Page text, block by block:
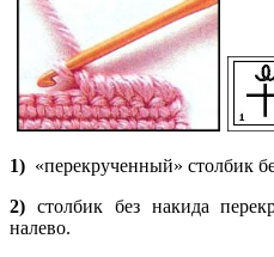
1) «перекрученный» столбик
2) столбик без накида
налево.